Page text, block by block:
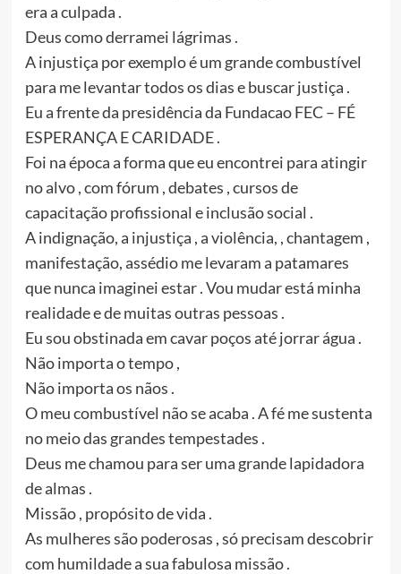
era a culpada .
Deus como derramei lágrimas .
A injustiça por exemplo é um grande combustível
para me levantar todos os dias e buscar justiça .
Eu a frente da presidência da Fundacao FEC – FÉ
ESPERANÇA E CARIDADE .
Foi na época a forma que eu encontrei para atingir
no alvo , com fórum , debates , cursos de
capacitação profissional e inclusão social .
A indignação, a injustiça , a violência, , chantagem ,
manifestação, assédio me levaram a patamares
que nunca imaginei estar . Vou mudar está minha
realidade e de muitas outras pessoas .
Eu sou obstinada em cavar poços até jorrar água .
Não importa o tempo ,
Não importa os nãos .
O meu combustível não se acaba . A fé me sustenta
no meio das grandes tempestades .
Deus me chamou para ser uma grande lapidadora
de almas .
Missão , propósito de vida .
As mulheres são poderosas , só precisam descobrir
com humildade a sua fabulosa missão .